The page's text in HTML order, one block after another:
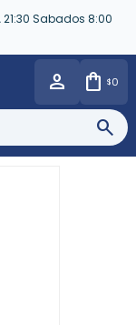
Sabados 8:00
$0